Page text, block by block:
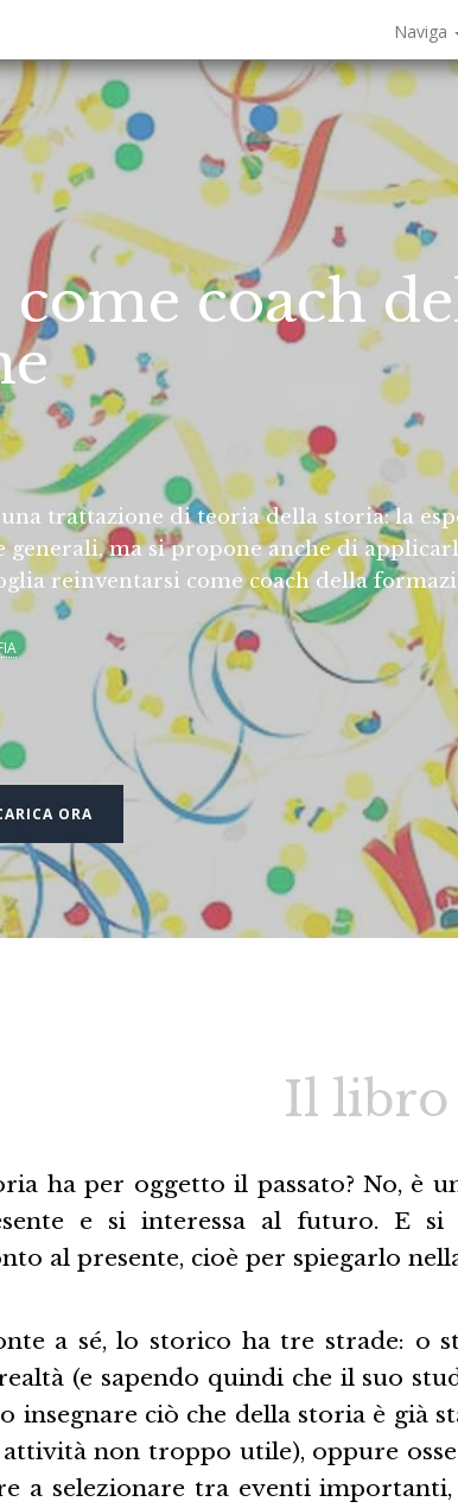
Naviga
coach
trattazione di teoria della storia: la
generali, ma si propone anche di
reinventarsi come coach della
ORA
Il libro
ha per oggetto il passato? No, è
e si interessa al futuro. E si
al presente, cioè per spiegarlo
a sé, lo storico ha tre strade: o
(e sapendo quindi che il suo
o insegnare ciò che della storia è già
non troppo utile), oppure
a selezionare tra eventi importanti,